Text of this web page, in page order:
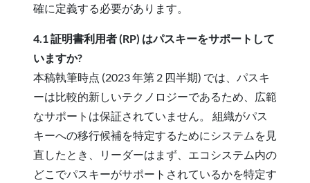
確に定義する必要があります。
4.1 証明書利用者 (RP) はパスキーをサポートして
いますか?
本稿執筆時点 (2023 年第 2 四半期) では、パスキ
ーは比較的新しいテクノロジーであるため、広範
なサポートは保証されていません。 組織がパス
キーへの移行候補を特定するためにシステムを見
直したとき、リーダーはまず、エコシステム内の
どこでパスキーがサポートされているかを特定す